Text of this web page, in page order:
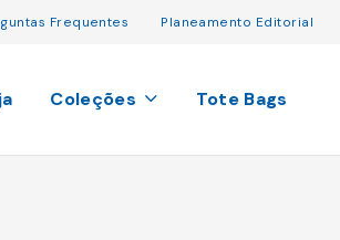
Frequentes Planeamento Editorial
Coleções Tote Bags